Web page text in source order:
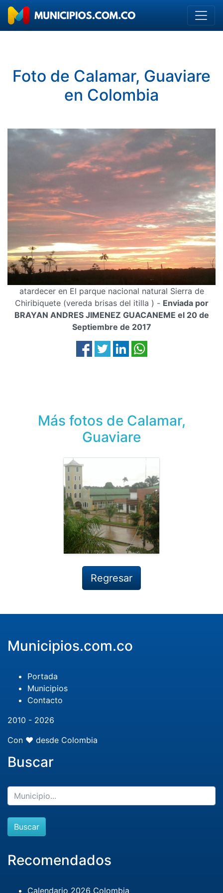
Foto de Calamar, Guaviare
en Colombia
atardecer en El parque nacional natural Sierra de
Chiribiquete (vereda brisas del itilla ) - Enviada por
BRAYAN ANDRES JIMENEZ GUACANEME el 20 de
Septiembre de 2017
Más fotos de Calamar,
Guaviare
Regresar
Municipios.com.co
Portada
Municipios
Contacto
2010 - 2026
Con ❤️ desde Colombia
Buscar
Buscar
Recomendados
Calendario 2026 Colombia